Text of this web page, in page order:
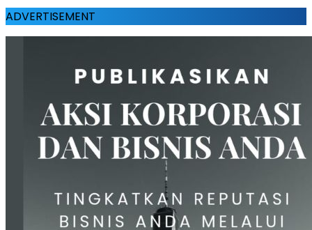
ADVERTISEMENT